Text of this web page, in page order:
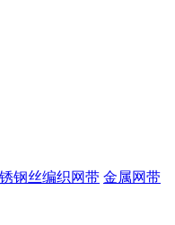
钢丝编织网带 金属网带